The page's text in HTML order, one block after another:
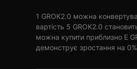
1 GROK2.0 можна
вартість 5 GROK2.0
можна купити приблизно E
демонструє зростання на 0%.